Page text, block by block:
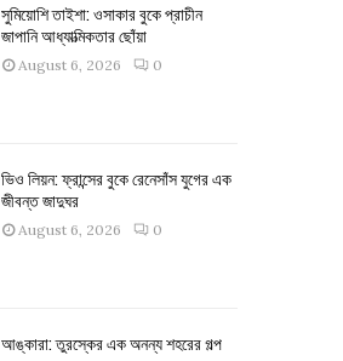
সুমিয়োশি তাইশা: ওসাকার বুকে প্রাচীন
জাপানি আধ্যাত্মিকতার ছোঁয়া
August 6, 2026 0
ভিও লিয়ন: ফ্রান্সের বুকে রেনেসাঁস যুগের এক
জীবন্ত জাদুঘর
August 6, 2026 0
আঙ্কারা: তুরস্কের এক অনন্য শহরের গল্প